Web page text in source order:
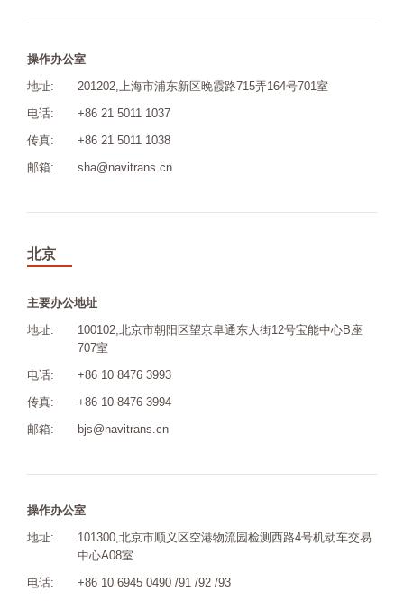
操作办公室
地址:
201202,上海市浦东新区晚霞路715弄164号701室
电话:
+86 21 5011 1037
传真:
+86 21 5011 1038
邮箱:
sha@navitrans.cn
北京
主要办公地址
地址:
100102,北京市朝阳区望京阜通东大街12号宝能中心B座
707室
电话:
+86 10 8476 3993
传真:
+86 10 8476 3994
邮箱:
bjs@navitrans.cn
操作办公室
地址:
101300,北京市顺义区空港物流园检测西路4号机动车交易
中心A08室
电话:
+86 10 6945 0490 /91 /92 /93